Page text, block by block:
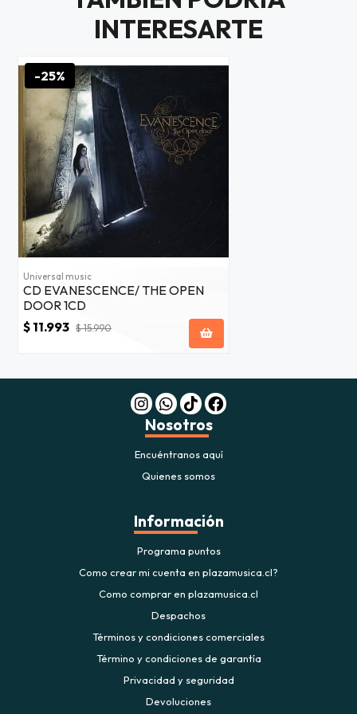
INTERESARTE
-25%
Universal music
CD EVANESCENCE/ THE OPEN
DOOR 1CD
$ 11.993 $ 15.990
Nosotros
Encuéntranos aquí
Quienes somos
Información
Programa puntos
Como crear mi cuenta en plazamusica.cl?
Como comprar en plazamusica.cl
Despachos
Términos y condiciones comerciales
Término y condiciones de garantía
Privacidad y seguridad
Devoluciones